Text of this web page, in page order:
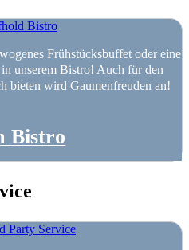
Frühstücksbuffet oder eine
unserem Bistro! Auch für den
bieten wird Gaumenfreuden an!
Bistro